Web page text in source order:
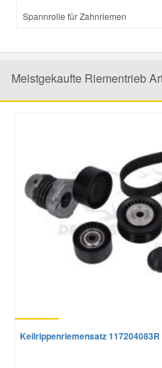
Spannrolle für Zahnriemen
Meistgekaufte Riementrieb
Keilrippenriemensatz 117204083R